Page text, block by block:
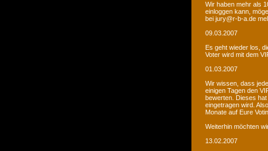
Wir haben mehr als
einloggen kann,
bei jury@r-b-a.de
09.03.2007
Es geht wieder los,
Voter wird mit dem
01.03.2007
Wir wissen, dass
einigen Tagen den
bewerten. Dieses
eingetragen wird.
Monate auf Eure
Weiterhin möchten
13.02.2007